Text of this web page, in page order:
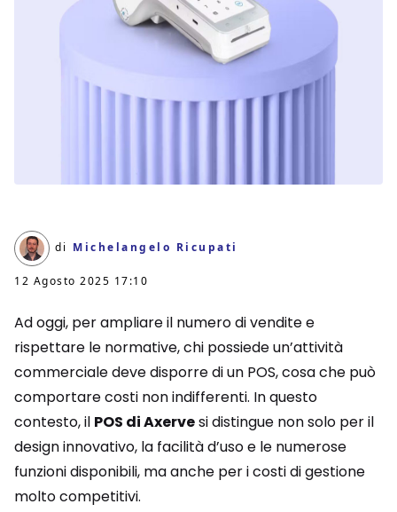
di Michelangelo Ricupati
12 Agosto 2025 17:10
Ad oggi, per ampliare il numero di vendite e
rispettare le normative, chi possiede un’attività
commerciale deve disporre di un POS, cosa che può
comportare costi non indifferenti. In questo
contesto, il POS di Axervesi distingue non solo per il
design innovativo, la facilità d’uso e le numerose
funzioni disponibili, ma anche per i costi di gestione
molto competitivi.